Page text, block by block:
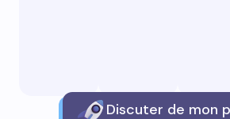
Discuter de mon